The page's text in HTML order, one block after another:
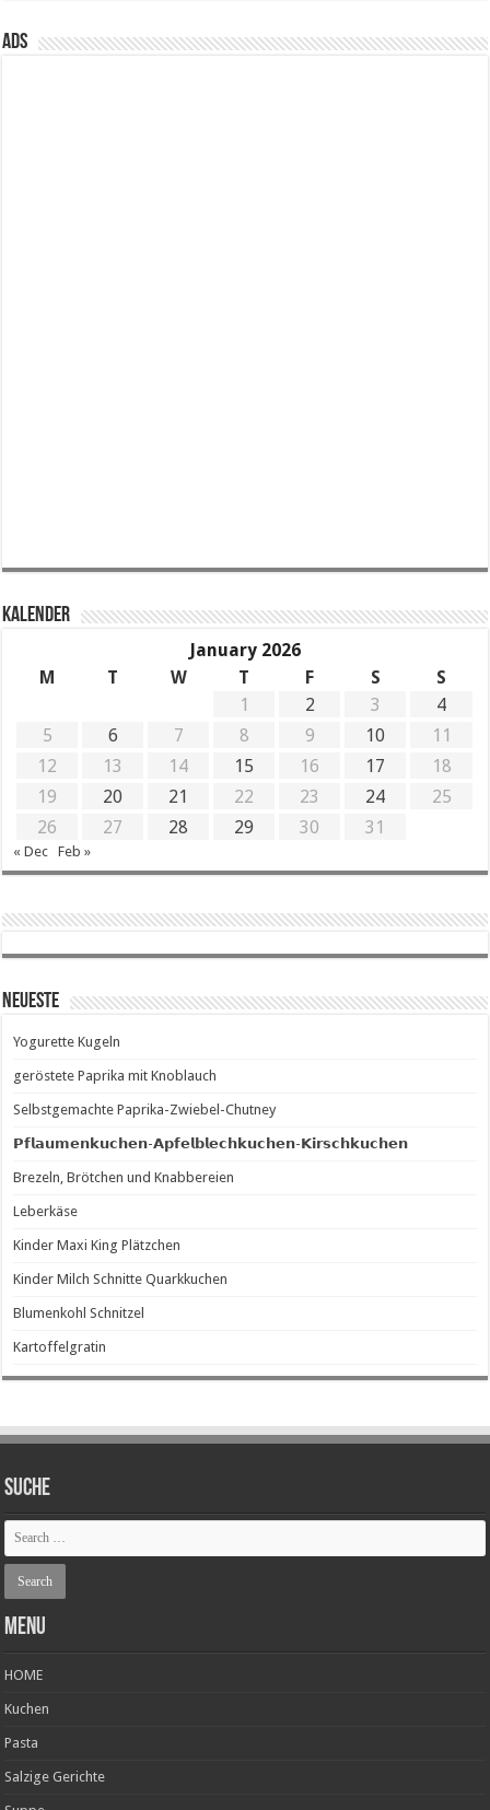
ADS
KALENDER
January 2026
M
T W T F S
S
1
2 3
4
5
6 7 8 9 10
11
12
13 14 15 16 17
18
19
20 21 22 23 24
25
26
27 28 29 30 31
« Dec Feb »
Neueste
Yogurette Kugeln
geröstete Paprika mit Knoblauch
Selbstgemachte Paprika-Zwiebel-Chutney
𝗣𝗳𝗹𝗮𝘂𝗺𝗲𝗻𝗸𝘂𝗰𝗵𝗲𝗻-𝗔𝗽𝗳𝗲𝗹𝗯𝗹𝗲𝗰𝗵𝗸𝘂𝗰𝗵𝗲𝗻-𝗞𝗶𝗿𝘀𝗰𝗵𝗸𝘂𝗰𝗵𝗲𝗻
Brezeln, Brötchen und Knabbereien
Leberkäse
Kinder Maxi King Plätzchen
Kinder Milch Schnitte Quarkkuchen
Blumenkohl Schnitzel
Kartoffelgratin
SUCHE
Menu
HOME
Kuchen
Pasta
Salzige Gerichte